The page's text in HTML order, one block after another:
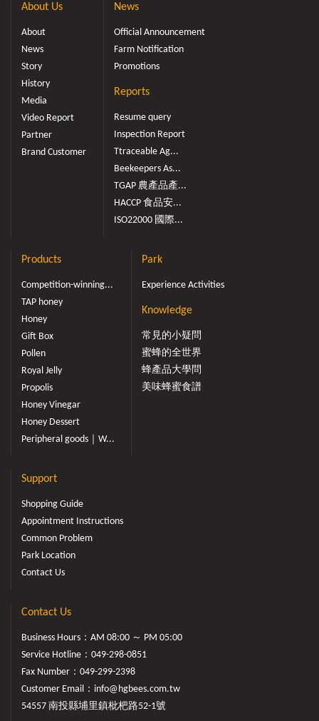
About Us
About
News
Story
History
Media
Video Report
Partner
Brand Customer
News
Official Announcement
Farm Notification
Promotions
Reports
Resume query
Inspection Report
Ttraceable Ag...
Beekeepers As...
TGAP 農產品產...
HACCP 食品安...
ISO22000 國際...
Products
Competition-winning...
TAP honey
Honey
Gift Box
Pollen
Royal Jelly
Propolis
Honey Vinegar
Honey Dessert
Peripheral goods｜W...
Park
Experience Activities
Knowledge
常見的小疑問
蜜蜂的全世界
蜂產品大學問
美味蜂蜜食譜
Support
Shopping Guide
Appointment Instructions
Common Problem
Park Location
Contact Us
Contact Us
Business Hours：AM 08:00 ～ PM 05:00
Service Hotline： 049-298-0851
Fax Number：049-299-2398
Customer Email： info@hgbees.com.tw
54557 南投縣埔里鎮枇杷路52-1號